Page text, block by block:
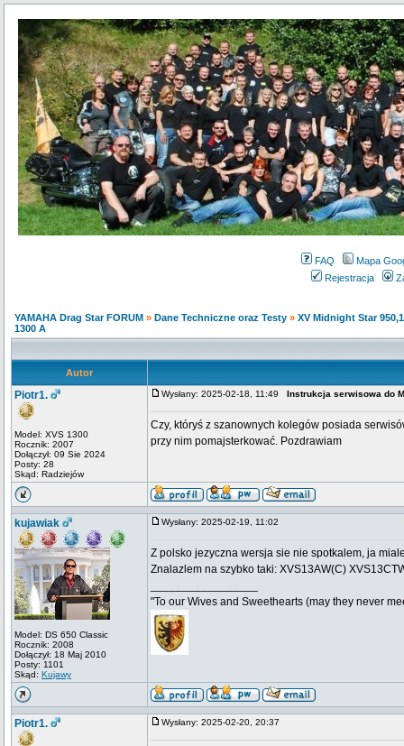
FAQ
Mapa
Rejestracja
YAMAHA Drag Star FORUM » Dane Techniczne oraz Testy » XV Midnight Star
1300 A
Autor
Piotr1.
Model: XVS 1300
Rocznik: 2007
Dołączył: 09 Sie 2024
Posty: 28
Skąd: Radziejów
Wysłany: 2025-02-18, 11:49 Instrukcja serwisowa do
Czy, któryś z szanownych kolegów posiada
przy nim pomajsterkować. Pozdrawiam
kujawiak
Model: DS 650 Classic
Rocznik: 2008
Dołączył: 18 Maj 2010
Posty: 1101
Skąd: Kujawy
Wysłany: 2025-02-19, 11:02
Z polsko jezyczna wersja sie nie spotkalem, ja
Znalazlem na szybko taki: XVS13AW(C)
"To our Wives and Sweethearts (may they never
Piotr1. Wysłany: 2025-02-20, 20:37